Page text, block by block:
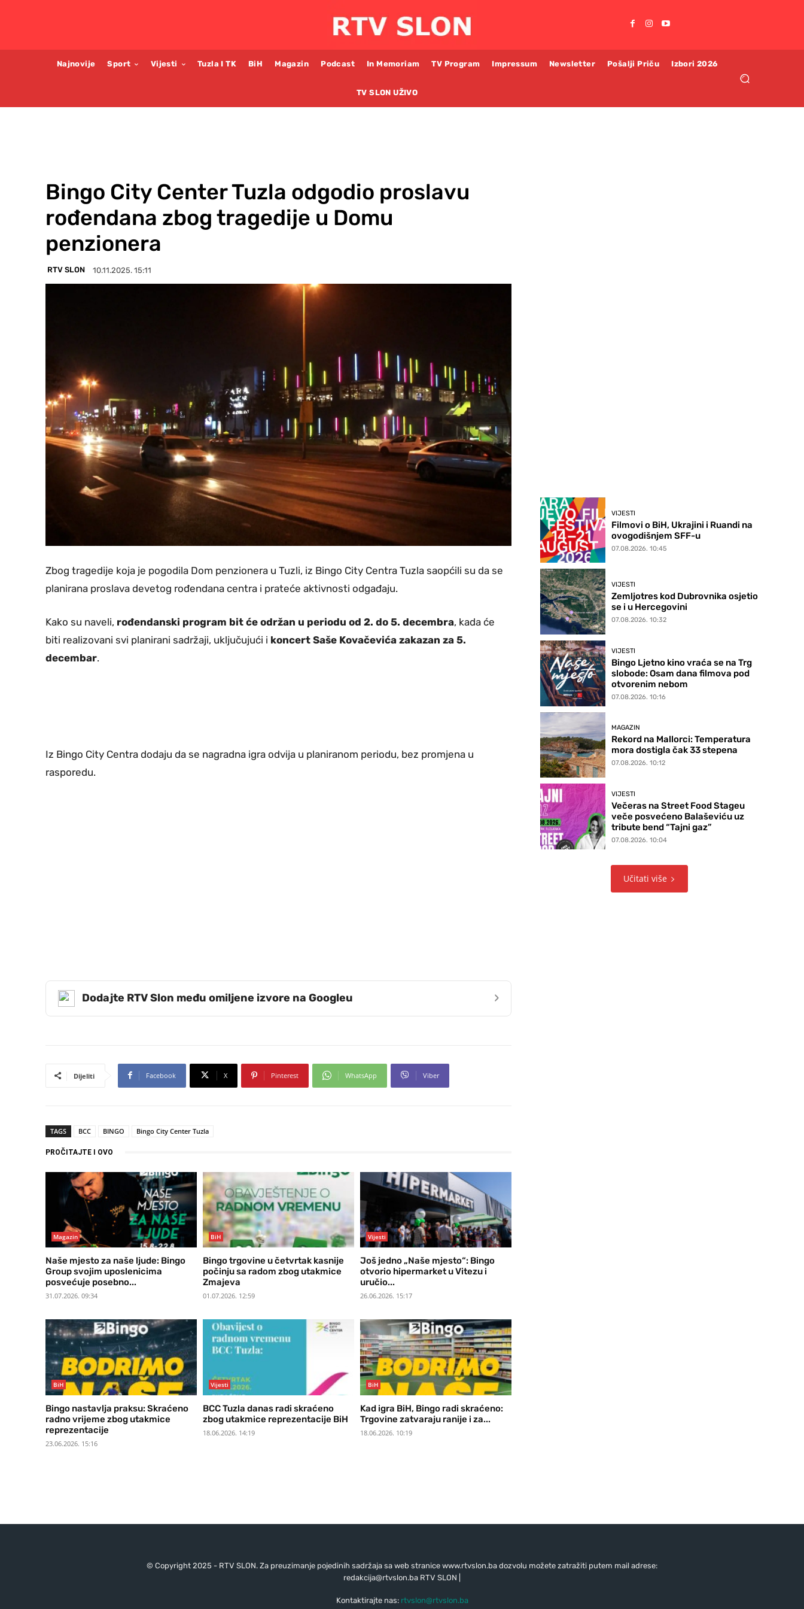
Najnovije Sport Vijesti Tuzla I TK BiH Magazin Podcast In Memoriam TV Program Impressum Newsletter Pošalji Priču Izbori 2026
TV SLON UŽIVO
Bingo City Center Tuzla odgodio proslavu
rođendana zbog tragedije u Domu
penzionera
RTV SLON 10.11.2025. 15:11
Zbog tragedije koja je pogodila Dom penzionera u Tuzli, iz Bingo City Centra Tuzla saopćili su da se
planirana proslava devetog rođendana centra i prateće aktivnosti odgađaju.
Kako su naveli, rođendanski program bit će održan u periodu od 2. do 5. decembra, kada će
biti realizovani svi planirani sadržaji, uključujući i koncert Saše Kovačevića zakazan za 5.
decembar.
Iz Bingo City Centra dodaju da se nagradna igra odvija u planiranom periodu, bez promjena u
rasporedu.
Dodajte RTV Slon među omiljene izvore na Googleu ›
Dijeliti Facebook X Pinterest WhatsApp Viber
TAGS BCC BINGO Bingo City Center Tuzla
PROČITAJTE I OVO
Magazin
Naše mjesto za naše ljude: Bingo
Group svojim uposlenicima
posvećuje posebno...
31.07.2026. 09:34
BiH
Bingo trgovine u četvrtak kasnije
počinju sa radom zbog utakmice
Zmajeva
01.07.2026. 12:59
Vijesti
Još jedno „Naše mjesto“: Bingo
otvorio hipermarket u Vitezu i
uručio...
26.06.2026. 15:17
BiH
Bingo nastavlja praksu: Skraćeno
radno vrijeme zbog utakmice
reprezentacije
23.06.2026. 15:16
Vijesti
BCC Tuzla danas radi skraćeno
zbog utakmice reprezentacije BiH
18.06.2026. 14:19
BiH
Kad igra BiH, Bingo radi skraćeno:
Trgovine zatvaraju ranije i za...
18.06.2026. 10:19
VIJESTI
Filmovi o BiH, Ukrajini i Ruandi na
ovogodišnjem SFF-u
07.08.2026. 10:45
VIJESTI
Zemljotres kod Dubrovnika osjetio
se i u Hercegovini
07.08.2026. 10:32
VIJESTI
Bingo Ljetno kino vraća se na Trg
slobode: Osam dana filmova pod
otvorenim nebom
07.08.2026. 10:16
MAGAZIN
Rekord na Mallorci: Temperatura
mora dostigla čak 33 stepena
07.08.2026. 10:12
VIJESTI
Večeras na Street Food Stageu
veče posvećeno Balaševiću uz
tribute bend “Tajni gaz”
07.08.2026. 10:04
Učitati više
© Copyright 2025 - RTV SLON. Za preuzimanje pojedinih sadržaja sa web stranice www.rtvslon.ba dozvolu možete zatražiti putem mail adrese:
redakcija@rtvslon.baRTV SLON |
Kontaktirajte nas: rtvslon@rtvslon.ba